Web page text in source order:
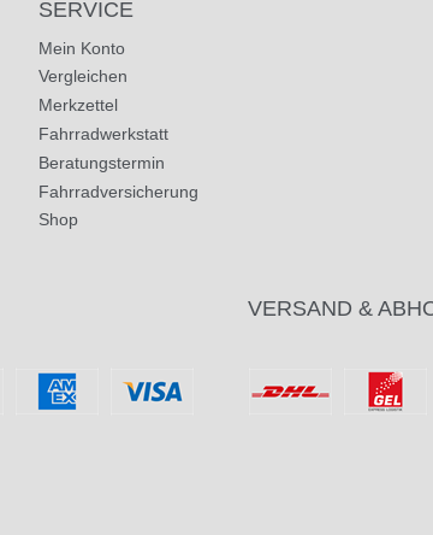
SERVICE
Mein Konto
Vergleichen
Merkzettel
Fahrradwerkstatt
Beratungstermin
Fahrradversicherung
Shop
VERSAND &